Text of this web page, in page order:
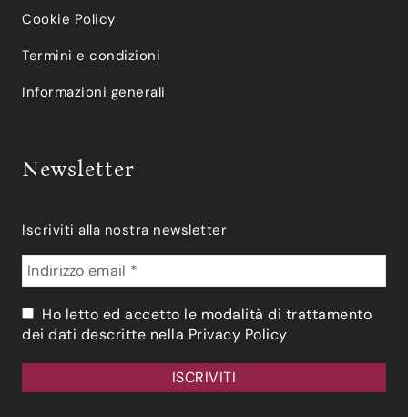
Cookie Policy
Termini e condizioni
Informazioni generali
Newsletter
Iscriviti alla nostra newsletter
Ho letto ed accetto le modalità di trattamento
dei dati descritte nella Privacy Policy